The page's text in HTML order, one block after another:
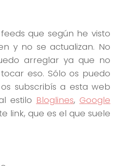
que según he visto
y no se actualizan. No
arreglar ya que no
eso. Sólo os puedo
subscribís a esta web
estilo Bloglines, Google
link, que es el que suele